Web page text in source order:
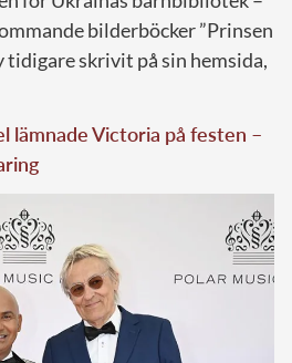
bilderböcker ”Prinsen
tidigare skrivit på sin hemsida,
lämnade Victoria på festen –